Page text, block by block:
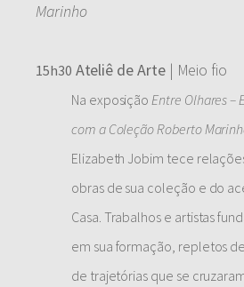
Marinho
15h30 Ateliê de Arte| Meio fio
Na exposiçãoEntre Olhares –
com a Coleção Roberto
Elizabeth Jobim tece
obras de sua coleção e do
Casa. Trabalhos e artistas
em sua formação, repletos
de trajetórias que se